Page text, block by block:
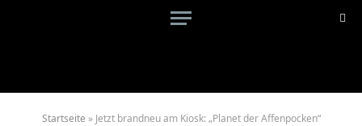
Startseite » Jetzt brandneu am Kiosk: „Planet der Affenpocken“